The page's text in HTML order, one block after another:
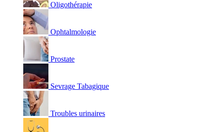
Oligothérapie
Ophtalmologie
Prostate
Sevrage Tabagique
Troubles urinaires